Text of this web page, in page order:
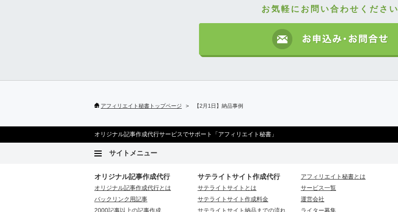
お気軽にお問い合わせください
アフィリエイト秘書トップページ 【2月1日】納品事例
オリジナル記事作成代行サービスでサポート「アフィリエイト秘書」
サイトメニュー
オリジナル記事作成代行
オリジナル記事作成代行とは
バックリンク用記事
2000記事以上の記事作成
サテライトサイト作成代行
サテライトサイトとは
サテライトサイト作成料金
サテライトサイト納品までの流れ
アフィリエイト秘書とは
サービス一覧
運営会社
ライター募集